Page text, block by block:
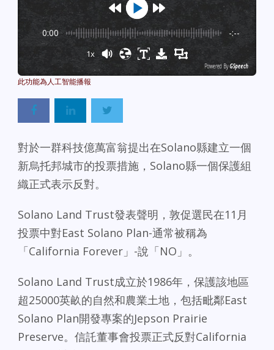
0:00 -:--
1x
Powered By GSpeech
對於一群科技億萬富翁提出在Solano縣建立一個
新烏托邦城市的投票措施，Solano縣一個保護組
織正式表示反對。
Solano Land Trust發表聲明，敦促選民在11月
投票中對East Solano Plan-通常被稱為
「California Forever」-說「NO」。
Solano Land Trust成立於1986年，保護該地區
超25000英畝的自然和農業土地，包括毗鄰East
Solano Plan開發專案的Jepson Prairie
Preserve。信託董事會投票正式反對California